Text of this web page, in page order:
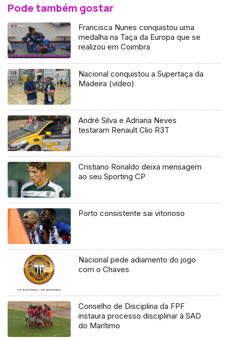
Pode também gostar
Francisca Nunes conquistou uma
medalha na Taça da Europa que se
realizou em Coimbra
Nacional conquistou a Supertaça da
Madeira (vídeo)
André Silva e Adriana Neves
testaram Renault Clio R3T
Cristiano Ronaldo deixa mensagem
ao seu Sporting CP
Porto consistente sai vitorioso
Nacional pede adiamento do jogo
com o Chaves
Conselho de Disciplina da FPF
instaura processo disciplinar à SAD
do Marítimo